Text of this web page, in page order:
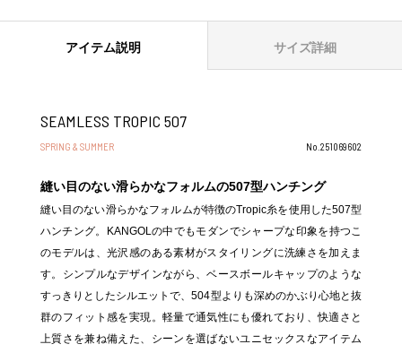
アイテム説明 サイズ詳細
SEAMLESS TROPIC 507
SPRING & SUMMER No.251069602
縫い目のない滑らかなフォルムの507型ハンチング
縫い目のない滑らかなフォルムが特徴のTropic糸を使用した507型
ハンチング。KANGOLの中でもモダンでシャープな印象を持つこ
のモデルは、光沢感のある素材がスタイリングに洗練さを加えま
す。シンプルなデザインながら、ベースボールキャップのような
すっきりとしたシルエットで、504型よりも深めのかぶり心地と抜
群のフィット感を実現。軽量で通気性にも優れており、快適さと
上質さを兼ね備えた、シーンを選ばないユニセックスなアイテム